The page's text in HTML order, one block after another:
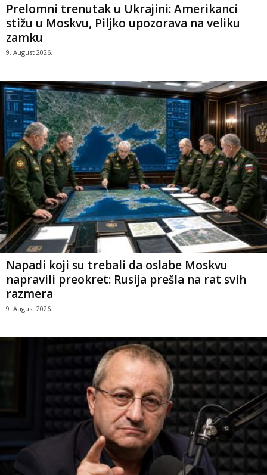
Prelomni trenutak u Ukrajini: Amerikanci
stižu u Moskvu, Piljko upozorava na veliku
zamku
9. August 2026.
Napadi koji su trebali da oslabe Moskvu
napravili preokret: Rusija prešla na rat svih
razmera
9. August 2026.